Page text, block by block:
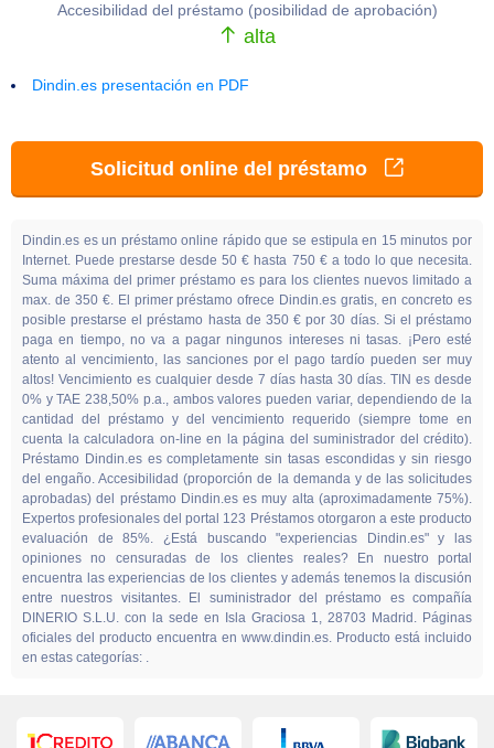
Accesibilidad del préstamo (posibilidad de aprobación)
alta
Dindin.es presentación en PDF
Solicitud online del préstamo
Dindin.es es un préstamo online rápido que se estipula en 15 minutos por
Internet. Puede prestarse desde 50 € hasta 750 € a todo lo que necesita.
Suma máxima del primer préstamo es para los clientes nuevos limitado a
max. de 350 €. El primer préstamo ofrece Dindin.es gratis, en concreto es
posible prestarse el préstamo hasta de 350 € por 30 días. Si el préstamo
paga en tiempo, no va a pagar ningunos intereses ni tasas. ¡Pero esté
atento al vencimiento, las sanciones por el pago tardío pueden ser muy
altos! Vencimiento es cualquier desde 7 días hasta 30 días. TIN es desde
0% y TAE 238,50% p.a., ambos valores pueden variar, dependiendo de la
cantidad del préstamo y del vencimiento requerido (siempre tome en
cuenta la calculadora on-line en la página del suministrador del crédito).
Préstamo Dindin.es es completamente sin tasas escondidas y sin riesgo
del engaño. Accesibilidad (proporción de la demanda y de las solicitudes
aprobadas) del préstamo Dindin.es es muy alta (aproximadamente 75%).
Expertos profesionales del portal 123 Préstamos otorgaron a este producto
evaluación de 85%. ¿Está buscando "experiencias Dindin.es" y las
opiniones no censuradas de los clientes reales? En nuestro portal
encuentra las experiencias de los clientes y además tenemos la discusión
entre nuestros visitantes. El suministrador del préstamo es compañía
DINERIO S.L.U. con la sede en Isla Graciosa 1, 28703 Madrid. Páginas
oficiales del producto encuentra en www.dindin.es. Producto está incluido
en estas categorías: .